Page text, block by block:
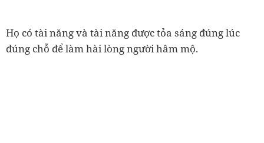
Họ có tài năng và tài năng được tỏa sáng đúng lúc
đúng chỗ để làm hài lòng người hâm mộ.